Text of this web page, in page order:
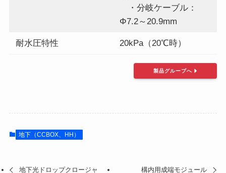
・分岐ケーブル：
Φ7.2～20.9mm
耐水圧特性 20kPa（20℃時）
製品グループへ
地下（CCBOX、HH）
地下光ドロップクロージャ 構内用成端モジュール